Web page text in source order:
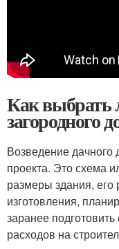
Как выбрать
загородного
Возведение дачного
проекта. Это схема
размеры здания,
изготовления,
заранее
расходов на